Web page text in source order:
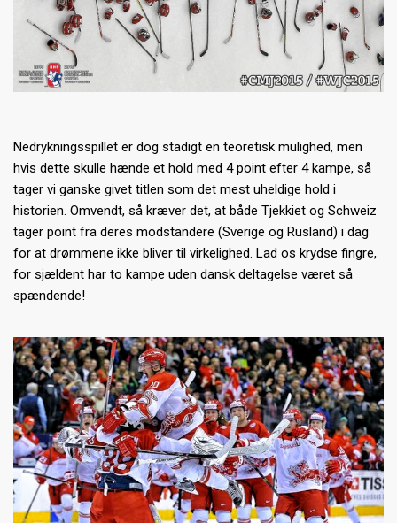
Nedrykningsspillet er dog stadigt en teoretisk mulighed, men
hvis dette skulle hænde et hold med 4 point efter 4 kampe, så
tager vi ganske givet titlen som det mest uheldige hold i
historien. Omvendt, så kræver det, at både Tjekkiet og Schweiz
tager point fra deres modstandere (Sverige og Rusland) i dag
for at drømmene ikke bliver til virkelighed. Lad os krydse fingre,
for sjældent har to kampe uden dansk deltagelse været så
spændende!